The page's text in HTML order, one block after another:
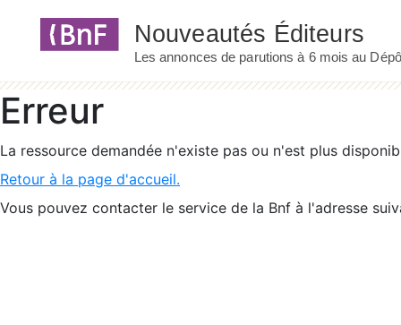
Erreur
La ressource demandée n'existe pas ou n'est plus
Retour à la page d'accueil.
Vous pouvez contacter le service de la Bnf à l'adresse